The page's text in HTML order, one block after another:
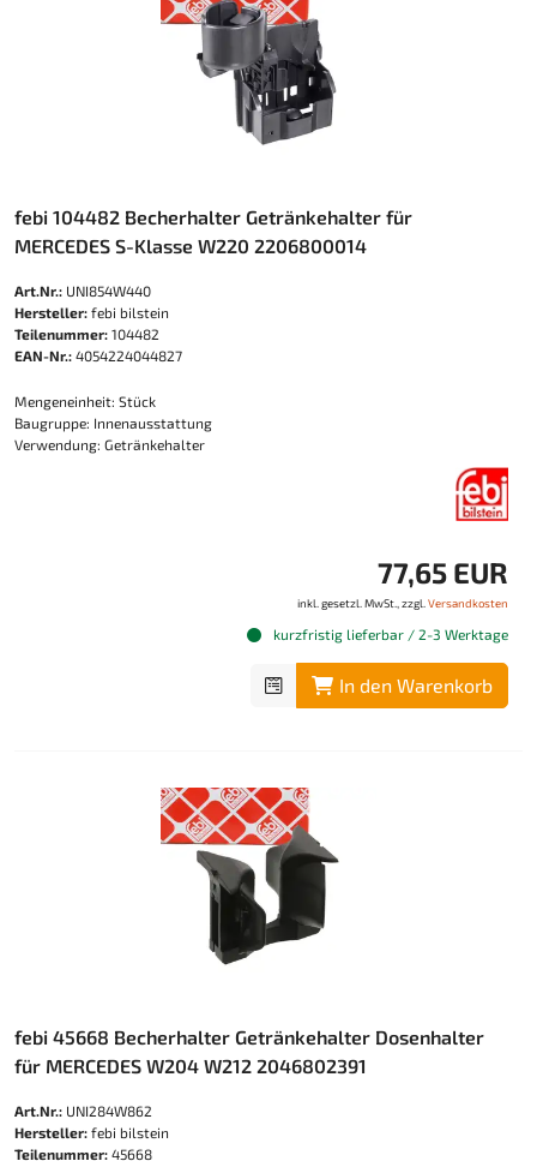
febi 104482 Becherhalter Getränkehalter für
MERCEDES S-Klasse W220 2206800014
Art.Nr.: UNI854W440
Hersteller: febi bilstein
Teilenummer: 104482
EAN-Nr.: 4054224044827
Mengeneinheit: Stück
Baugruppe: Innenausstattung
Verwendung: Getränkehalter
77,65 EUR
inkl. gesetzl. MwSt., zzgl. Versandkosten
kurzfristig lieferbar / 2-3 Werktage
In den Warenkorb
febi 45668 Becherhalter Getränkehalter Dosenhalter
für MERCEDES W204 W212 2046802391
Art.Nr.: UNI284W862
Hersteller: febi bilstein
Teilenummer: 45668